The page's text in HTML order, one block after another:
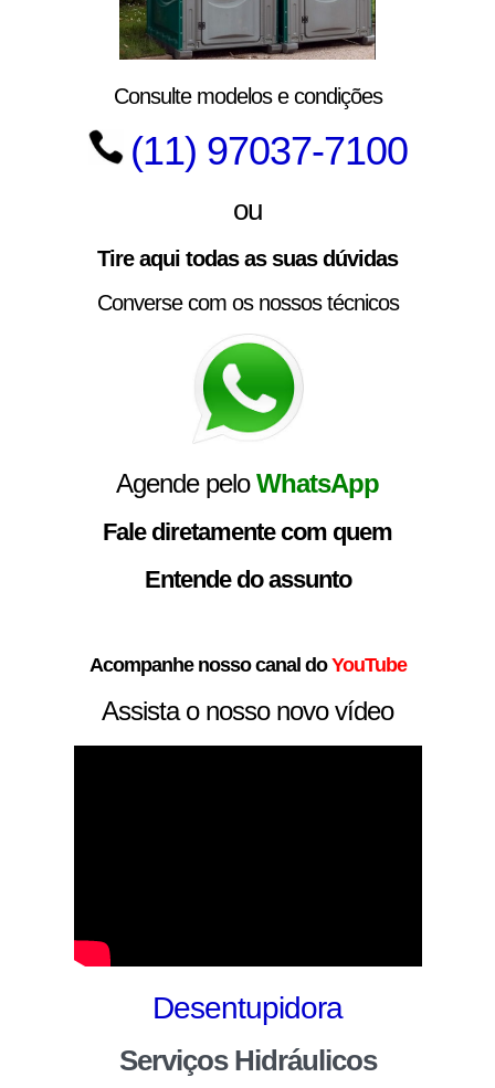
Consulte modelos e condições
(11) 97037-7100
ou
Tire aqui todas as suas dúvidas
Converse com os nossos técnicos
Agende peloWhatsApp
Fale diretamente com quem
Entende do assunto
Acompanhe nosso canal do YouTube
Assista o nosso novo vídeo
Desentupidora
Serviços Hidráulicos